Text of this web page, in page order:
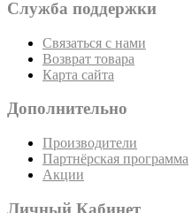
Служба поддержки
Связаться с нами
Возврат товара
Карта сайта
Дополнительно
Производители
Партнёрская программа
Акции
Личный Кабинет